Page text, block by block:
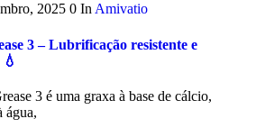
2025 0 InAmivatio
3 – Lubrificação resistente e
3 é uma graxa à base de cálcio,
água,